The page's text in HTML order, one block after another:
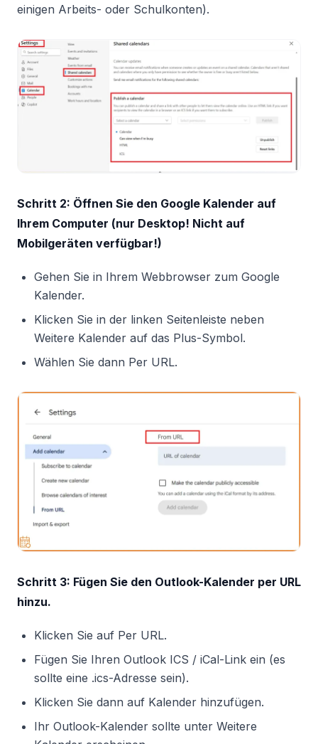
einigen Arbeits- oder Schulkonten).
Schritt 2: Öffnen Sie den Google Kalender auf
Ihrem Computer (nur Desktop! Nicht auf
Mobilgeräten verfügbar!)
Gehen Sie in Ihrem Webbrowser zum Google
Kalender.
Klicken Sie in der linken Seitenleiste neben
Weitere Kalender auf das Plus-Symbol.
Wählen Sie dann Per URL.
Schritt 3: Fügen Sie den Outlook-Kalender per URL
hinzu.
Klicken Sie auf Per URL.
Fügen Sie Ihren Outlook ICS / iCal-Link ein (es
sollte eine .ics-Adresse sein).
Klicken Sie dann auf Kalender hinzufügen.
Ihr Outlook-Kalender sollte unter Weitere